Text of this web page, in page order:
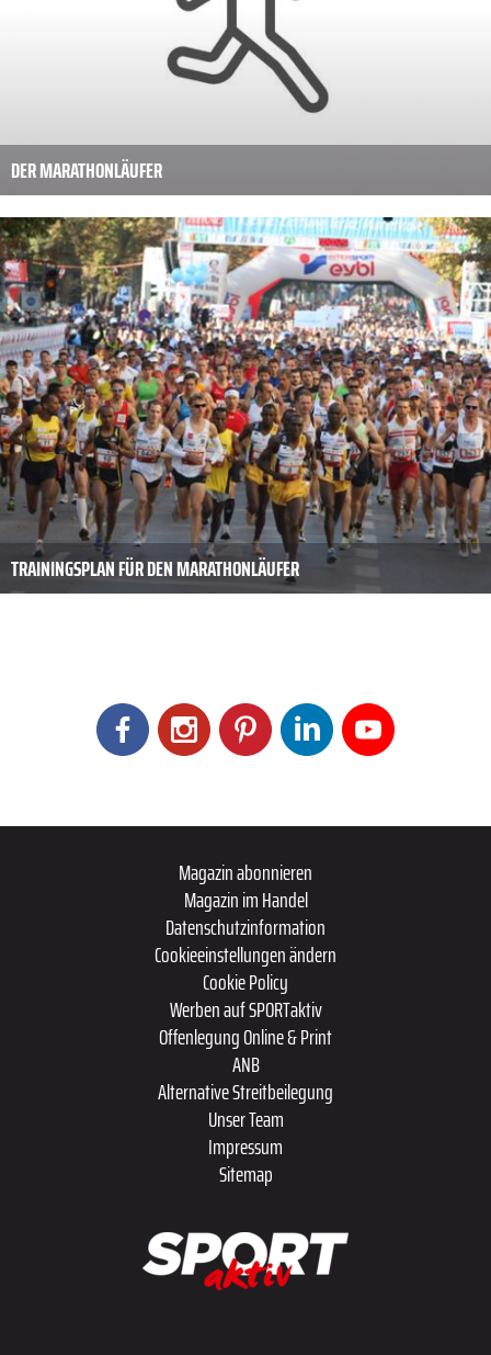
DER MARATHONLÄUFER
TRAININGSPLAN FÜR DEN MARATHONLÄUFER
Magazin abonnieren
Magazin im Handel
Datenschutzinformation
Cookieeinstellungen ändern
Cookie Policy
Werben auf SPORTaktiv
Offenlegung Online & Print
ANB
Alternative Streitbeilegung
Unser Team
Impressum
Sitemap